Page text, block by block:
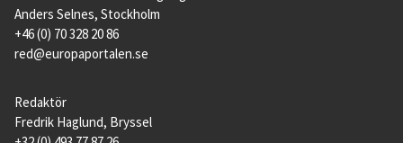
Anders Selnes, Stockholm
+46 (0) 70 328 20 86
red@europaportalen.se
Redaktör
Fredrik Haglund, Bryssel